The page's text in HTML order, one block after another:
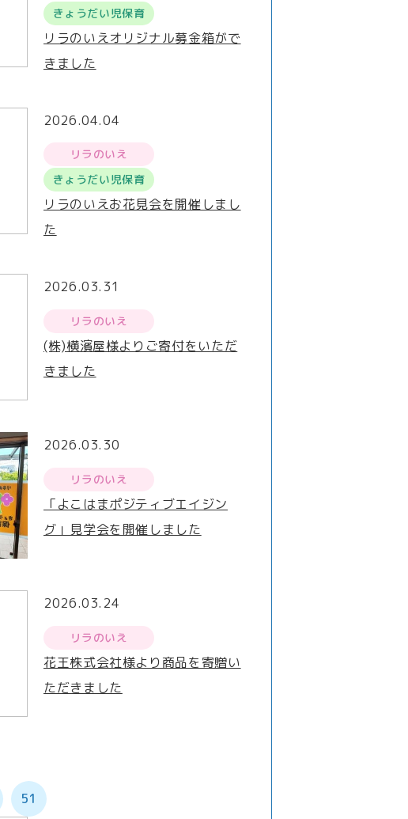
きょうだい児保育
リラのいえオリジナル募金箱がで
きました
2026.04.04
リラのいえ
きょうだい児保育
リラのいえお花見会を開催しまし
た
2026.03.31
リラのいえ
(株)横濱屋様よりご寄付をいただ
きました
2026.03.30
リラのいえ
「よこはまポジティブエイジン
グ」見学会を開催しました
2026.03.24
リラのいえ
花王株式会社様より商品を寄贈い
ただきました
51